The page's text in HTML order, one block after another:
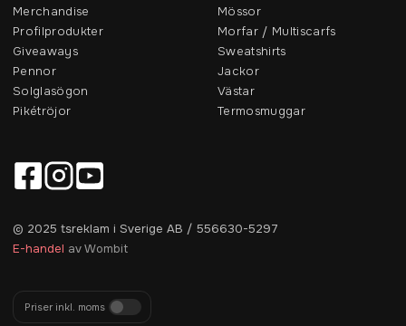
Merchandise
Profilprodukter
Giveaways
Pennor
Solglasögon
Pikétröjor
Mössor
Morfar / Multiscarfs
Sweatshirts
Jackor
Västar
Termosmuggar
© 2025 tsreklam i Sverige AB / 556630-5297
E-handel av Wombit
Priser inkl. moms